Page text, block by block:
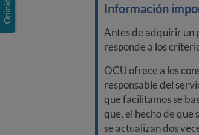
Información
Antes de adquirir un
responde a los
OCU ofrece a los
responsable del
que facilitamos se
que, el hecho de que
se actualizan dos